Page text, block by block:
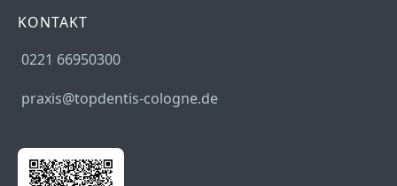
KONTAKT
0221 66950300
praxis@topdentis-cologne.de